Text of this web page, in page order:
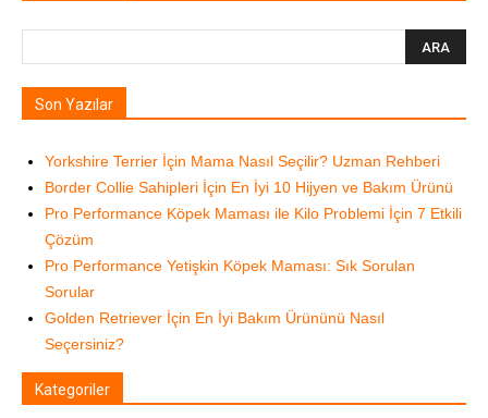
Son Yazılar
Yorkshire Terrier İçin Mama Nasıl Seçilir? Uzman Rehberi
Border Collie Sahipleri İçin En İyi 10 Hijyen ve Bakım Ürünü
Pro Performance Köpek Maması ile Kilo Problemi İçin 7 Etkili
Çözüm
Pro Performance Yetişkin Köpek Maması: Sık Sorulan
Sorular
Golden Retriever İçin En İyi Bakım Ürününü Nasıl
Seçersiniz?
Kategoriler